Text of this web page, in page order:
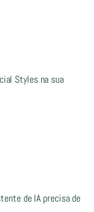
Styles na sua
de IA precisa de